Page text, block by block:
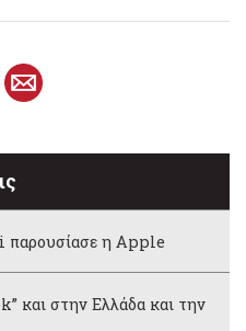
η Apple
και στην Ελλάδα και την